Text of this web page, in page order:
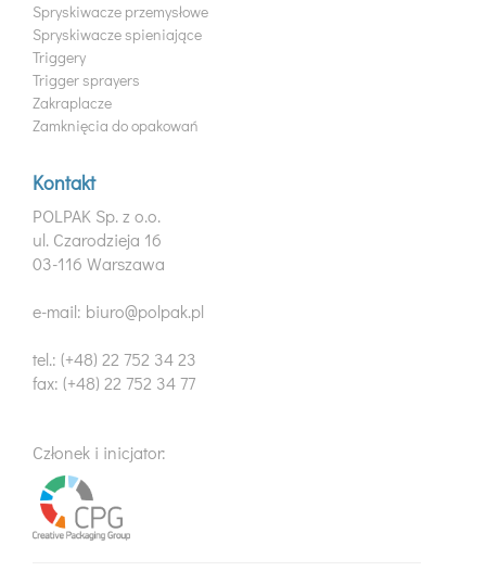
Spryskiwacze przemysłowe
Spryskiwacze spieniające
Triggery
Trigger sprayers
Zakraplacze
Zamknięcia do opakowań
Kontakt
POLPAK Sp. z o.o.
ul. Czarodzieja 16
03-116 Warszawa
e-mail: biuro@polpak.pl
tel.: (+48) 22 752 34 23
fax: (+48) 22 752 34 77
Członek i inicjator: